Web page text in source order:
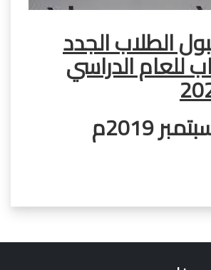
الطلاب الجدد
للعام الدراسي